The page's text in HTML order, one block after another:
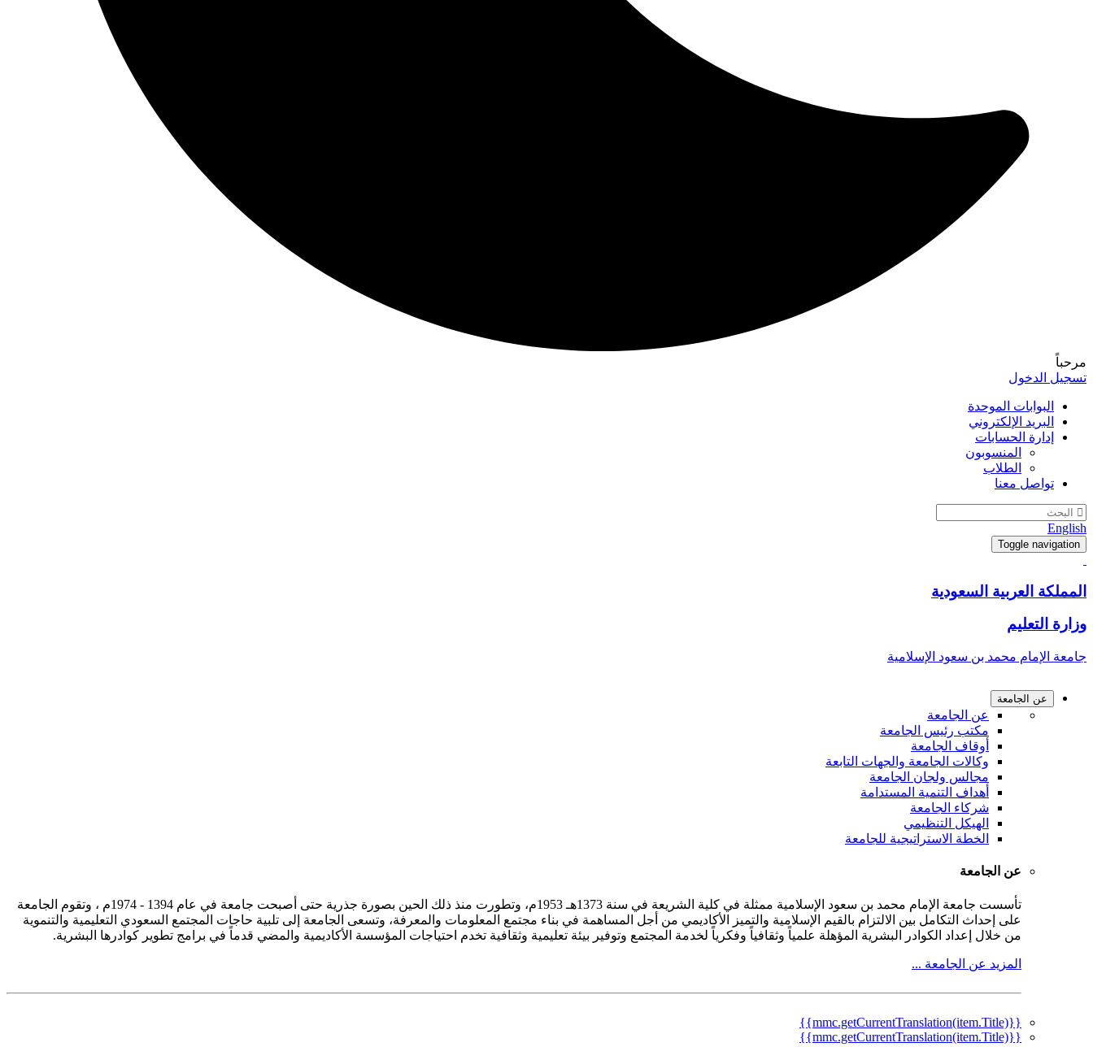
مرحباً
تسجيل الدخول
البوابات الموحدة
البريد الإلكتروني
إدارة الحسابات
المنسوبون
الطلاب
تواصل معنا
English
Toggle navigation
المملكة العربية السعودية
وزارة التعليم
جامعة الإمام محمد بن سعود الإسلامية
عن الجامعة
عن الجامعة
مكتب رئيس الجامعة
أوقاف الجامعة
وكالات الجامعة والجهات التابعة
مجالس ولجان الجامعة
أهداف التنمية المستدامة
شركاء الجامعة
الهيكل التنظيمي
الخطة الاستراتيجية للجامعة
عن الجامعة
تأسست جامعة الإمام محمد بن سعود الإسلامية ممثلة في كلية الشريعة في سنة 1373هـ 1953م، وتطورت منذ ذلك الحين بصورة جذرية حتى أصبحت جامعة في عام 1394 - 1974م ، وتقوم الجامعة
على إحداث التكامل بين الالتزام بالقيم الإسلامية والتميز الأكاديمي من أجل المساهمة في بناء مجتمع المعلومات والمعرفة، وتسعى الجامعة إلى تلبية حاجات المجتمع السعودي التعليمية والتنموية
من خلال إعداد الكوادر البشرية المؤهلة علمياً وثقافياً وفكرياً لخدمة المجتمع وتوفير بيئة تعليمية وثقافية تخدم احتياجات المؤسسة الأكاديمية والمضي قدماً في برامج تطوير كوادرها البشرية.
المزيد عن الجامعة ...
{{mmc.getCurrentTranslation(item.Title)}}
{{mmc.getCurrentTranslation(item.Title)}}